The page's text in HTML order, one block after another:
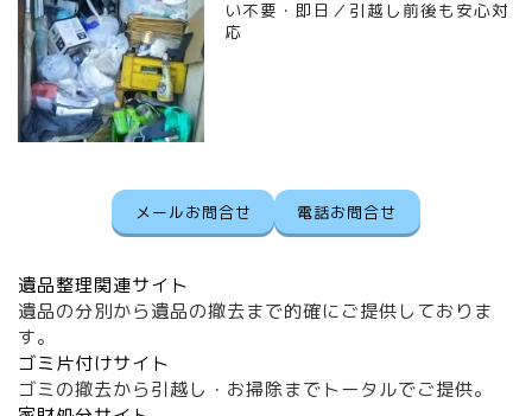
い不要・即日／引越し前後も安心対
応
メールお問合せ 電話お問合せ
遺品整理関連サイト
遺品の分別から遺品の撤去まで的確にご提供しておりま
す。
ゴミ片付けサイト
ゴミの撤去から引越し・お掃除までトータルでご提供。